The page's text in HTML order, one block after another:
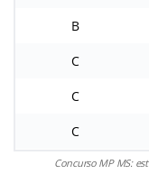
B
C
C
C
Concurso MP MS: